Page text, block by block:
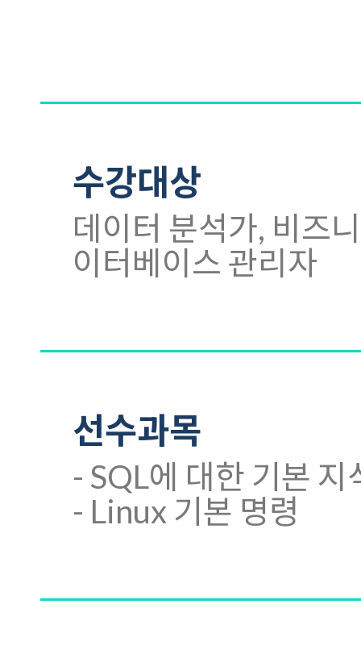
수강대상
데이터 분석가, 비즈
이터베이스 관리자
선수과목
- SQL에 대한 기본 지
- Linux 기본 명령